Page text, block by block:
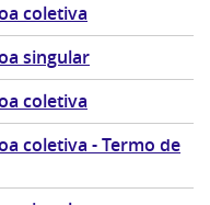
coletiva
singular
coletiva
coletiva - Termo de